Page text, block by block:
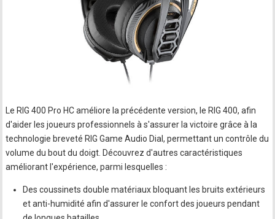
Le RIG 400 Pro HC améliore la précédente version, le RIG 400, afin
d'aider les joueurs professionnels à s'assurer la victoire grâce à la
technologie breveté RIG Game Audio Dial, permettant un contrôle du
volume du bout du doigt. Découvrez d'autres caractéristiques
améliorant l'expérience, parmi lesquelles :
Des coussinets double matériaux bloquant les bruits extérieurs
et anti-humidité afin d'assurer le confort des joueurs pendant